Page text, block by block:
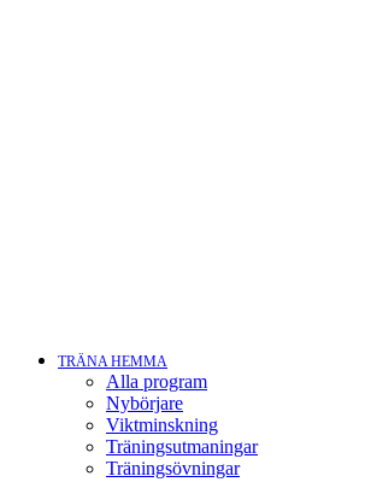
TRÄNA HEMMA
Alla program
Nybörjare
Viktminskning
Träningsutmaningar
Träningsövningar